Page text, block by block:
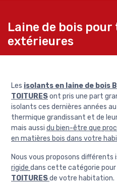
Laine de bois
extérieures
Les isolants en laine de bois
TOITURESont pris une part
isolants ces dernières années
thermique grandissant et de
mais aussi du bien-être que
en matières bois dans votre
Nous vous proposons différents
rigide dans cette catégorie
TOITURESde votre habitation.